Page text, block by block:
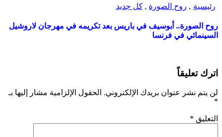
رئيسية , روح الصورة ,كل جديد
روح الصورة.. أبوسيف في باريس بعد تكريمه في مهرجان لاروشيل
السينمائي في فرنسا
اترك تعليقاً
لن يتم نشر عنوان بريدك الإلكتروني. الحقول الإلزامية مشار إليها بـ
*
التعليق *